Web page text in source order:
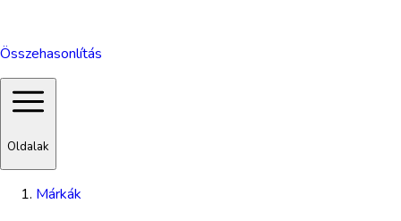
Összehasonlítás
Oldalak
Márkák